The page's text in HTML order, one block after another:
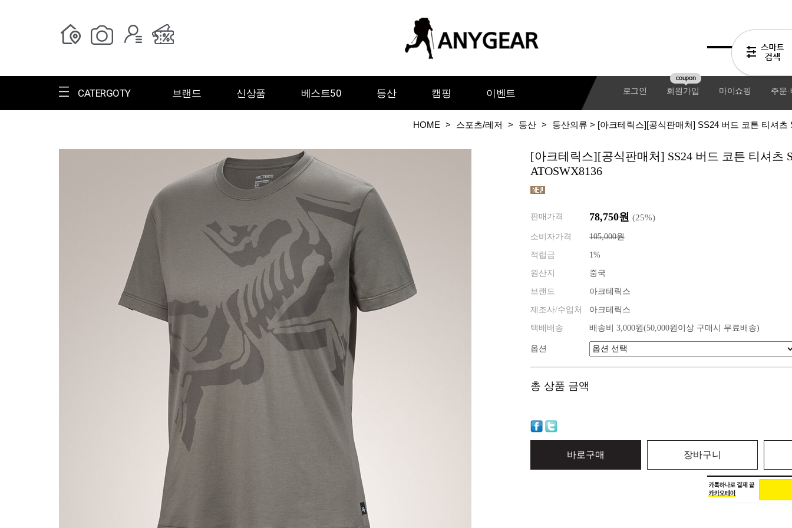
CATERGOTY 브랜드 신상품 베스트50 등산 캠핑 이벤트 로그인 회원가입
coupon
마이쇼핑 주문
ㄷ ㅊ ㅍ
그레고리 그레이웨일디자인
HOME > 스포츠/레저 > 등산 > 등산의류 > [아크테릭스][공식판매처] SS24 버드 코튼 티셔츠
[아크테릭스][공식판매처] SS24 버드 코튼 티셔츠
ATOSWX8136
판매가격 78,750원 (25%)
소비자가격 105,000원
적립금 1%
원산지 중국
브랜드 아크테릭스
제조사/수입처 아크테릭스
택배배송 배송비 3,000원(50,000원이상 구매시 무료배송)
옵션
총 상품 금액
바로구매 장바구니